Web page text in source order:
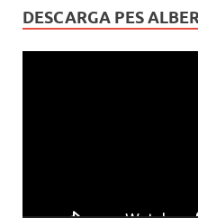
DESCARGA PES